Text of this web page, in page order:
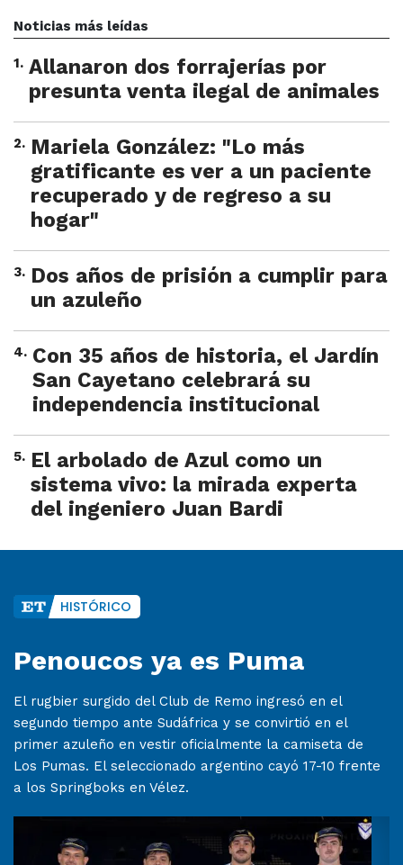
Noticias más leídas
1. Allanaron dos forrajerías por
presunta venta ilegal de animales
2. Mariela González: "Lo más
gratificante es ver a un paciente
recuperado y de regreso a su
hogar"
3. Dos años de prisión a cumplir para
un azuleño
4. Con 35 años de historia, el Jardín
San Cayetano celebrará su
independencia institucional
5. El arbolado de Azul como un
sistema vivo: la mirada experta
del ingeniero Juan Bardi
HISTÓRICO
Penoucos ya es Puma
El rugbier surgido del Club de Remo ingresó en el
segundo tiempo ante Sudáfrica y se convirtió en el
primer azuleño en vestir oficialmente la camiseta de
Los Pumas. El seleccionado argentino cayó 17-10 frente
a los Springboks en Vélez.